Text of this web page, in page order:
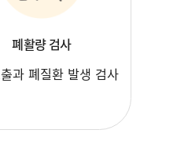
폐활량 검사
과 폐질환 발생 검사